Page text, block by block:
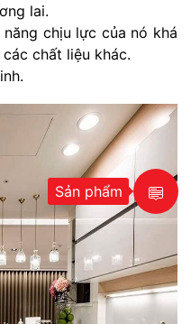
lai.
chịu lực của nó khá
chất liệu khác.
Sản phẩm